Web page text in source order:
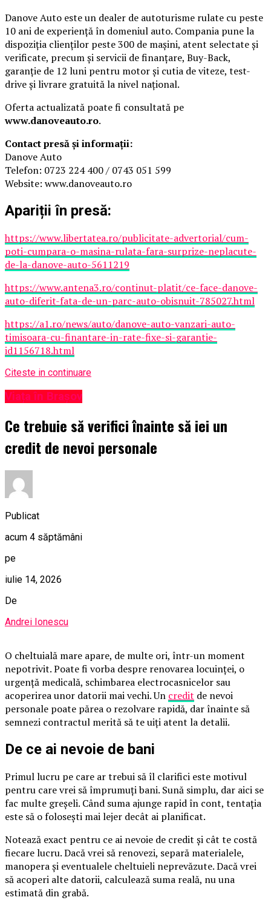
Danove Auto este un dealer de autoturisme rulate cu peste
10 ani de experiență în domeniul auto. Compania pune la
dispoziția clienților peste 300 de mașini, atent selectate și
verificate, precum și servicii de finanțare, Buy-Back,
garanție de 12 luni pentru motor și cutia de viteze, test-
drive și livrare gratuită la nivel național.
Oferta actualizată poate fi consultată pe
www.danoveauto.ro.
Contact presă și informații:
Danove Auto
Telefon: 0723 224 400 / 0743 051 599
Website: www.danoveauto.ro
Apariții în presă:
https://www.libertatea.ro/publicitate-advertorial/cum-
poti-cumpara-o-masina-rulata-fara-surprize-neplacute-
de-la-danove-auto-5611219
https://www.antena3.ro/continut-platit/ce-face-danove-
auto-diferit-fata-de-un-parc-auto-obisnuit-785027.html
https://a1.ro/news/auto/danove-auto-vanzari-auto-
timisoara-cu-finantare-in-rate-fixe-si-garantie-
id1156718.html
Citeste in continuare
Viața în Brașov
Ce trebuie să verifici înainte să iei un
credit de nevoi personale
Publicat
acum 4 săptămâni
pe
iulie 14, 2026
De
Andrei Ionescu
O cheltuială mare apare, de multe ori, într-un moment
nepotrivit. Poate fi vorba despre renovarea locuinței, o
urgență medicală, schimbarea electrocasnicelor sau
acoperirea unor datorii mai vechi. Un credit de nevoi
personale poate părea o rezolvare rapidă, dar înainte să
semnezi contractul merită să te uiți atent la detalii.
De ce ai nevoie de bani
Primul lucru pe care ar trebui să îl clarifici este motivul
pentru care vrei să împrumuți bani. Sună simplu, dar aici se
fac multe greșeli. Când suma ajunge rapid în cont, tentația
este să o folosești mai lejer decât ai planificat.
Notează exact pentru ce ai nevoie de credit și cât te costă
fiecare lucru. Dacă vrei să renovezi, separă materialele,
manopera și eventualele cheltuieli neprevăzute. Dacă vrei
să acoperi alte datorii, calculează suma reală, nu una
estimată din grabă.